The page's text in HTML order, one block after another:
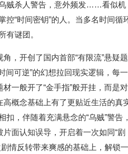
贼杀人警告，意外频发……看似机
“时间密钥”的人。当多名时间循
有谜团。
，开创了国内首部“有限流”悬疑题
间可逆”的幻想拉回现实逻辑，每一
一般开了“金手指”般开挂，而是对
高概念基础上有了更贴近生活的真
，伴随着充满悬念的“乌贼”警告，
面认知误导，开启着一次如同“剧
情反转带来爽感的基础上，解锁一